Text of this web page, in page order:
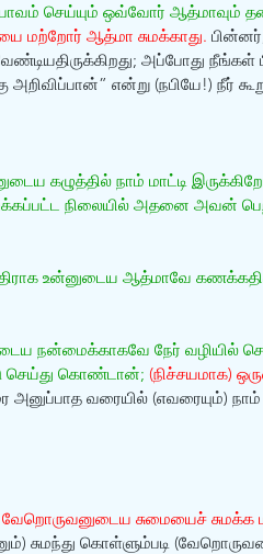
செய்யும் ஒவ்வோர் ஆத்மாவும்
மற்றோர் ஆத்மா சுமக்காது.
அப்போது நீங்கள்
என்று (நபியே!) நீர்
கழுத்தில் நாம் மாட்டி
நிலையில் அதனை அவன்
உன்னுடைய ஆத்மாவே
நன்மைக்காகவே நேர் வழியில்
செய்து கொண்டான்; (நிச்சயமாக)
அனுப்பாத வரையில் (எவரையும்)
வேறொருவனுடைய சுமையைச் சுமக்க
சுமந்து கொள்ளும்படி